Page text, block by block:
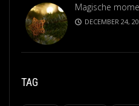
Magische
DECEMBER 24,
TAG